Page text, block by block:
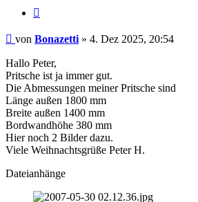
Beitrag
von Bonazetti » 4. Dez 2025, 20:54
Hallo Peter,
Pritsche ist ja immer gut.
Die Abmessungen meiner Pritsche sind
Länge außen 1800 mm
Breite außen 1400 mm
Bordwandhöhe 380 mm
Hier noch 2 Bilder dazu.
Viele Weihnachtsgrüße Peter H.
Dateianhänge